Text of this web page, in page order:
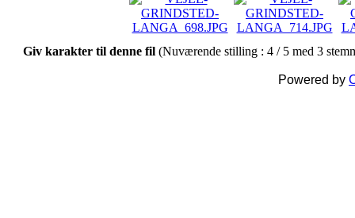
Giv karakter til denne fil (Nuværende stilling : 4 / 5 med 3
Powered by